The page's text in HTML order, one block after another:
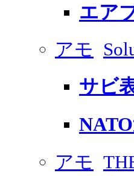
エア
アモ
サビ
アモ